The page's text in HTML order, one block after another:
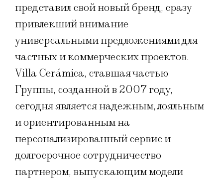
представил свой новый бренд, сразу
привлекший внимание
универсальными предложениями для
частных и коммерческих проектов.
Villa Cerámica, ставшая частью
Группы, созданной в 2007 году,
сегодня является надежным, лояльным
и ориентированным на
персонализированный сервис и
долгосрочное сотрудничество
партнером, выпускающим модели